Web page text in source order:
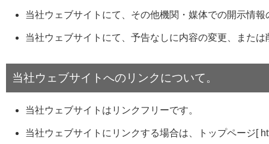
当社ウェブサイトにて、その他機関・媒体での開示情
当社ウェブサイトにて、予告なしに内容の変更、また
当社ウェブサイトへのリンクについて。
当社ウェブサイトはリンクフリーです。
当社ウェブサイトにリンクする場合は、トップページ[